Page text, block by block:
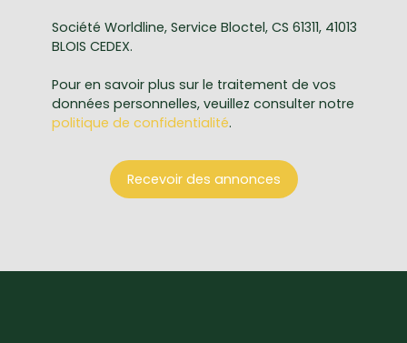
Société Worldline, Service Bloctel, CS 61311, 41013
BLOIS CEDEX.
Pour en savoir plus sur le traitement de vos
données personnelles, veuillez consulter notre
politique de confidentialité.
Recevoir des annonces